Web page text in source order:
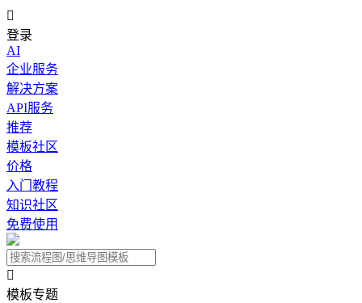

登录
AI
企业服务
解决方案
API服务
推荐
模板社区
价格
入门教程
知识社区
免费使用

模板专题